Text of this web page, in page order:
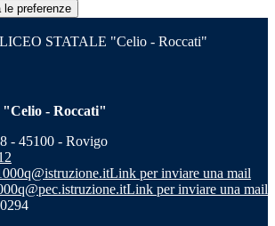
le preferenze
LICEO STATALE "Celio - Roccati"
- Roccati"
- 45100 - Rovigo
Link per inviare una mail
Link per inviare una mail